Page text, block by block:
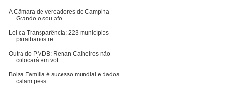
A Câmara de vereadores de Campina
Grande e seu afe...
Lei da Transparência: 223 municípios
paraibanos re...
Outra do PMDB: Renan Calheiros não
colocará em vot...
Bolsa Família é sucesso mundial e dados
calam pess...